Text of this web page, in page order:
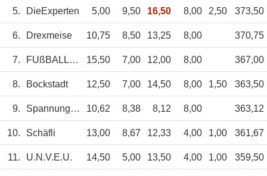
5. DieExperten 5,00 9,50 16,50 8,00 2,50 373,50
6. Drexmeise 10,75 8,50 13,25 8,00 370,75
7. FUßBALL_PROFIS2 15,50 7,00 12,00 8,00 367,00
8. Bockstadt 12,50 7,00 14,50 8,00 1,50 363,50
9. SpannungPuR 10,62 8,38 8,12 8,00 363,12
10. Schäfli 13,00 8,67 12,33 4,00 1,00 361,67
11. U.N.V.E.U. 14,50 5,00 13,50 4,00 1,00 359,50